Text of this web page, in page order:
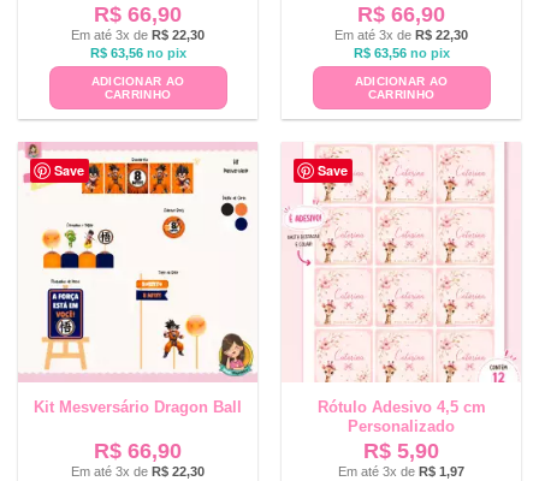
R$ 66,90
Em até 3x de R$ 22,30
R$63,56 no pix
ADICIONAR AO
CARRINHO
R$ 66,90
Em até 3x de R$ 22,30
R$63,56 no pix
ADICIONAR AO
CARRINHO
Save
Kit Mesversário Dragon Ball
R$ 66,90
Em até 3x de R$ 22,30
Save
Rótulo Adesivo 4,5 cm
Personalizado
R$ 5,90
Em até 3x de R$ 1,97